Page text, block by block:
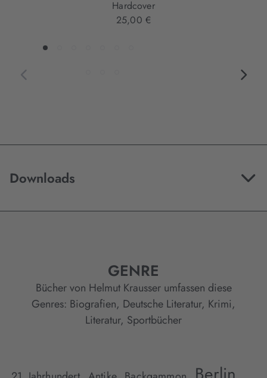
Hardcover
25,00 €
Downloads
GENRE
Bücher von Helmut Krausser umfassen diese
Genres: Biografien, Deutsche Literatur, Krimi,
Literatur, Sportbücher